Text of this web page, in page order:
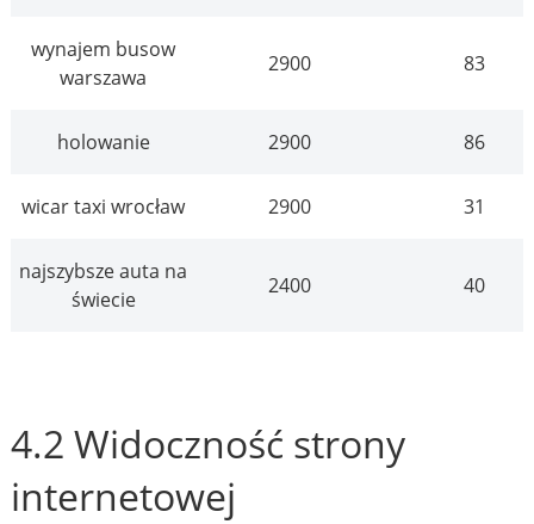
wynajem busow
warszawa
2900 83
holowanie 2900 86
wicar taxi wrocław 2900 31
najszybsze auta na
świecie
2400 40
4.2 Widoczność strony
internetowej